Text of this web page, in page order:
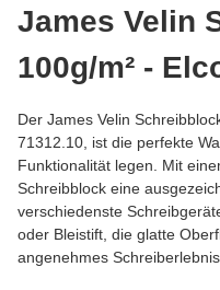
James Velin
100g/m² -
Der James Velin
71312.10, ist die perfekte
Funktionalität legen. Mit
Schreibblock eine
verschiedenste
oder Bleistift, die glatte
angenehmes